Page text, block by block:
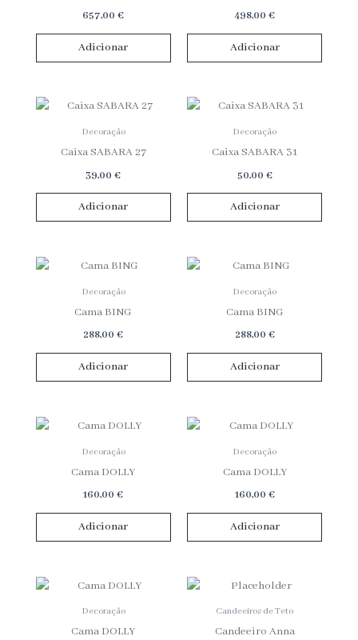
657,00€
Adicionar
498,00€
Adicionar
Decoração
Caixa SABARA 27
39,00€
Adicionar
Decoração
Caixa SABARA 31
50,00 €
Adicionar
Decoração
Cama BING
288,00€
Adicionar
Decoração
Cama BING
288,00 €
Adicionar
Decoração
Cama DOLLY
160,00€
Adicionar
Decoração
Cama DOLLY
160,00 €
Adicionar
Decoração
Cama DOLLY
Candeeiros de Teto
Candeeiro Anna